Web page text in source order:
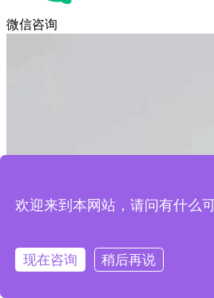
微信咨询
欢迎来到本网站，请问有什么
现在咨询 稍后再说